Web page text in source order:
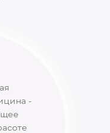
-